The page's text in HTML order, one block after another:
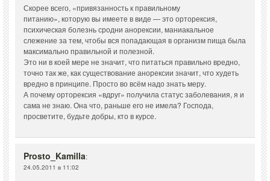
Скорее всего, «привязанность к правильному
питанию», которую вы имеете в виде — это орторексия,
психическая болезнь сродни анорексии, маниакальное
слежение за тем, чтобы вся попадающая в организм пища была
максимально правильной и полезной.
Это ни в коей мере не значит, что питаться правильно вредно,
точно так же, как существование анорексии значит, что худеть
вредно в принципе. Просто во всём надо знать меру.
А почему орторексия «вдруг» получила статус заболевания, я и
сама не знаю. Она что, раньше его не имела? Господа,
просветите, будьте добры, кто в курсе.
Prosto_Kamilla:
24.05.2011 в 11:02